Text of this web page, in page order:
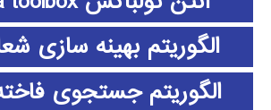
الگوریتم بهینه سازی